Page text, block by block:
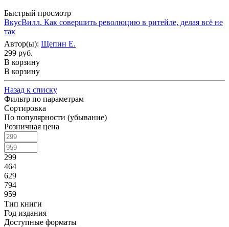
Быстрый просмотр
ВкусВилл. Как совершить революцию в ритейле, делая всё не
так
Автор(ы): Щепин Е.
299 руб.
В корзину
В корзину
Назад к списку
Фильтр по параметрам
Сортировка
По популярности (убывание)
Розничная цена
299
464
629
794
959
Тип книги
Год издания
Доступные форматы